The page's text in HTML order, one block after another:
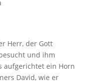
Herr, der Gott
und ihm
aufgerichtet ein Horn
David, wie er